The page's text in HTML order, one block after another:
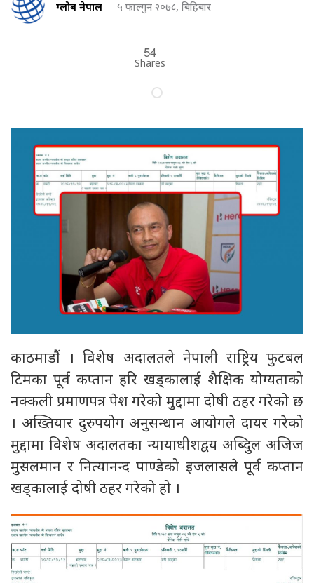
ग्लोब नेपाल ५ फाल्गुन २०७८, बिहिबार
54
Shares
काठमाडौं । विशेष अदालतले नेपाली राष्ट्रिय फुटबल
टिमका पूर्व कप्तान हरि खड्कालाई शैक्षिक योग्यताको
नक्कली प्रमाणपत्र पेश गरेको मुद्दामा दोषी ठहर गरेको छ
। अख्तियार दुरुपयोग अनुसन्धान आयोगले दायर गरेको
मुद्दामा विशेष अदालतका न्यायाधीशद्वय अब्दिुल अजिज
मुसलमान र नित्यानन्द पाण्डेको इजलासले पूर्व कप्तान
खड्कालाई दोषी ठहर गरेको हो ।